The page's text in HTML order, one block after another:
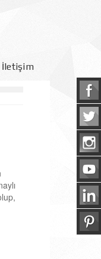
İletişim